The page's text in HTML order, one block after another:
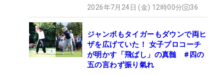
2026年7月24日 (金) 12時00分 36
ジャンボもタイガーもダウンで両ヒ
ザを広げていた！ 女子プロコーチ
が明かす「飛ばし」の真髄 #四の
五の言わず振り氣れ